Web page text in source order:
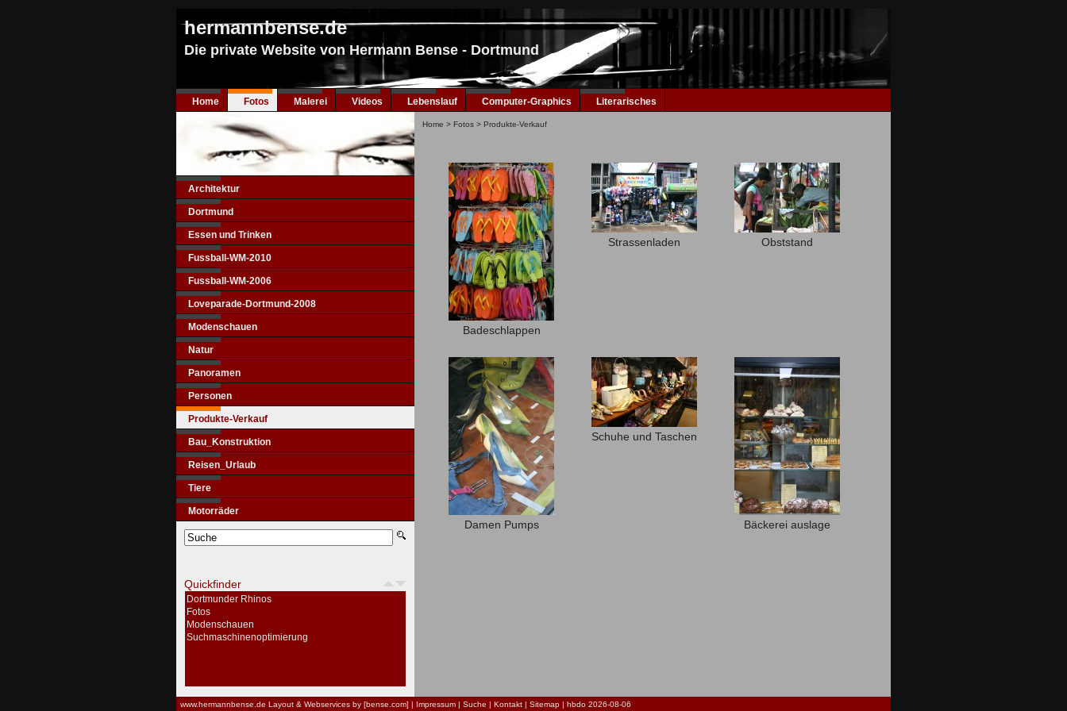
hermannbense.de
Die private Website von Hermann Bense - Dortmund
Home Fotos Malerei Videos Lebenslauf Computer-Graphics Literarisches
Architektur
Dortmund
Essen und Trinken
Fussball-WM-2010
Fussball-WM-2006
Loveparade-Dortmund-2008
Modenschauen
Natur
Panoramen
Personen
Produkte-Verkauf
Bau_Konstruktion
Reisen_Urlaub
Tiere
Motorräder
Quickfinder
Dortmunder Rhinos
Fotos
Modenschauen
Suchmaschinenoptimierung
Home > Fotos > Produkte-Verkauf
Badeschlappen
Strassenladen Obststand
Damen Pumps
Schuhe und Taschen
Bäckerei auslage
www.hermannbense.de Layout & Webservices by [bense.com] | Impressum | Suche | Kontakt | Sitemap | hbdo 2026-08-06